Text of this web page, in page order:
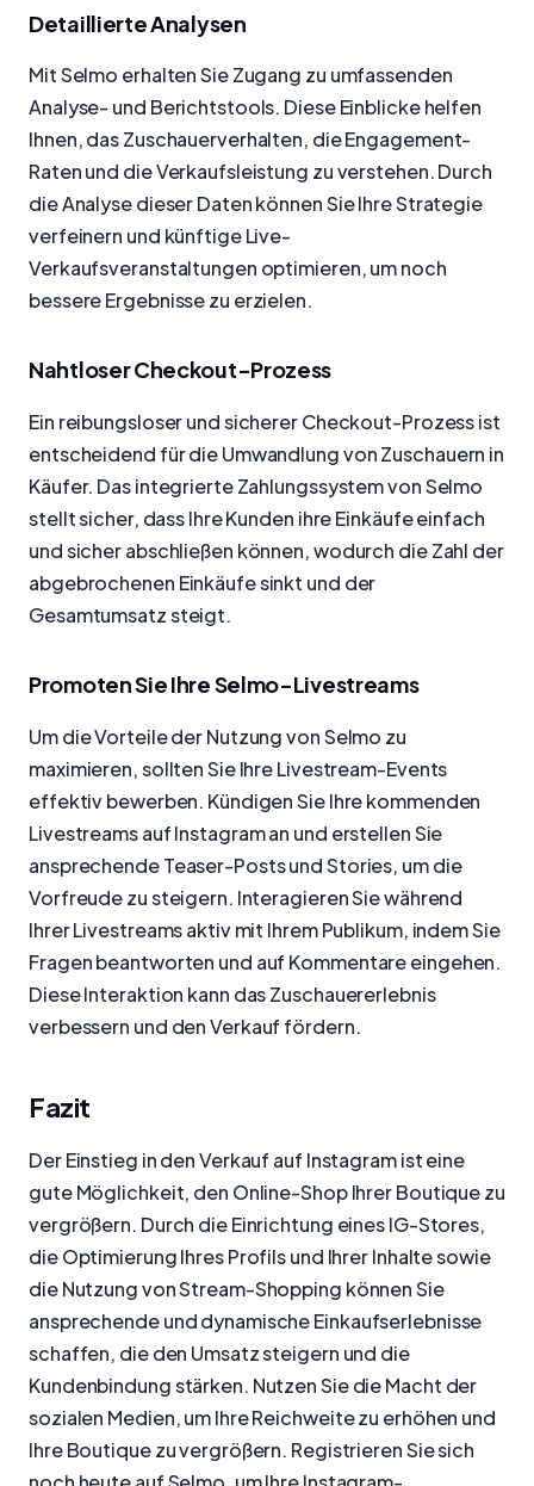
Detaillierte Analysen
Mit Selmo erhalten Sie Zugang zu umfassenden
Analyse- und Berichtstools. Diese Einblicke helfen
Ihnen, das Zuschauerverhalten, die Engagement-
Raten und die Verkaufsleistung zu verstehen. Durch
die Analyse dieser Daten können Sie Ihre Strategie
verfeinern und künftige Live-
Verkaufsveranstaltungen optimieren, um noch
bessere Ergebnisse zu erzielen.
Nahtloser Checkout-Prozess
Ein reibungsloser und sicherer Checkout-Prozess ist
entscheidend für die Umwandlung von Zuschauern in
Käufer. Das integrierte Zahlungssystem von Selmo
stellt sicher, dass Ihre Kunden ihre Einkäufe einfach
und sicher abschließen können, wodurch die Zahl der
abgebrochenen Einkäufe sinkt und der
Gesamtumsatz steigt.
Promoten Sie Ihre Selmo-Livestreams
Um die Vorteile der Nutzung von Selmo zu
maximieren, sollten Sie Ihre Livestream-Events
effektiv bewerben. Kündigen Sie Ihre kommenden
Livestreams auf Instagram an und erstellen Sie
ansprechende Teaser-Posts und Stories, um die
Vorfreude zu steigern. Interagieren Sie während
Ihrer Livestreams aktiv mit Ihrem Publikum, indem Sie
Fragen beantworten und auf Kommentare eingehen.
Diese Interaktion kann das Zuschauererlebnis
verbessern und den Verkauf fördern.
Fazit
Der Einstieg in den Verkauf auf Instagram ist eine
gute Möglichkeit, den Online-Shop Ihrer Boutique zu
vergrößern. Durch die Einrichtung eines IG-Stores,
die Optimierung Ihres Profils und Ihrer Inhalte sowie
die Nutzung von Stream-Shopping können Sie
ansprechende und dynamische Einkaufserlebnisse
schaffen, die den Umsatz steigern und die
Kundenbindung stärken. Nutzen Sie die Macht der
sozialen Medien, um Ihre Reichweite zu erhöhen und
Ihre Boutique zu vergrößern. Registrieren Sie sich